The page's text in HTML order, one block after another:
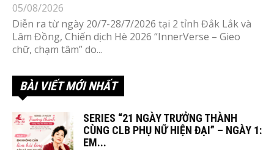
05/08/2026
Diễn ra từ ngày 20/7-28/7/2026 tại 2 tỉnh Đắk Lắk và
Lâm Đồng, Chiến dịch Hè 2026 “InnerVerse – Gieo
chữ, chạm tâm” do...
BÀI VIẾT MỚI NHẤT
SERIES “21 NGÀY TRƯỞNG THÀNH
CÙNG CLB PHỤ NỮ HIỆN ĐẠI” – NGÀY 1:
EM...